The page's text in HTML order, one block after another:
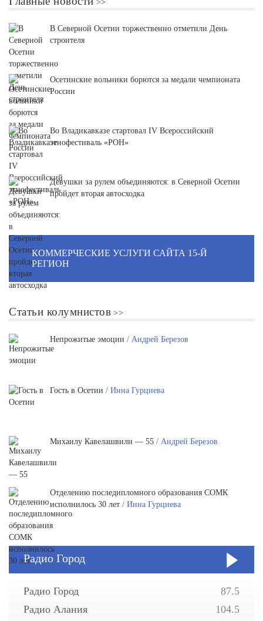
В Северной Осетии торжественно отметили День
строителя
Осетинские вольники борются за медали чемпионата
России
Во Владикавказе стартовал IV Всероссийский
этнофестиваль «РОН»
Девушки за рулем объединяются: в Северной Осетии
пройдет вторая автосходка
КОММЕРЧЕСКИЕ УСЛУГИ САЙТА 15-Й
РЕГИОН
Статьи колумнистов
Непрожитые эмоции / Андрей Березов
Гость в Осетии / Инна Гурциева
Михаилу Кавелашвили — 55 / Андрей Березов
Отделению последипломного образования СОМК
исполнилось 30 лет / Инна Гурциева
Радио Город
Радио Город
87.5
Радио Алания
104.5